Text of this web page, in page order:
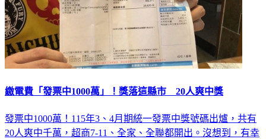
繳電費「發票中1000萬」！獎落這縣市 20人爽中獎
發票中1000萬！115年3、4月期統一發票中獎號碼出爐，共有
20人爽中千萬，超商7-11、全家、全聯都開出。沒想到，有幸